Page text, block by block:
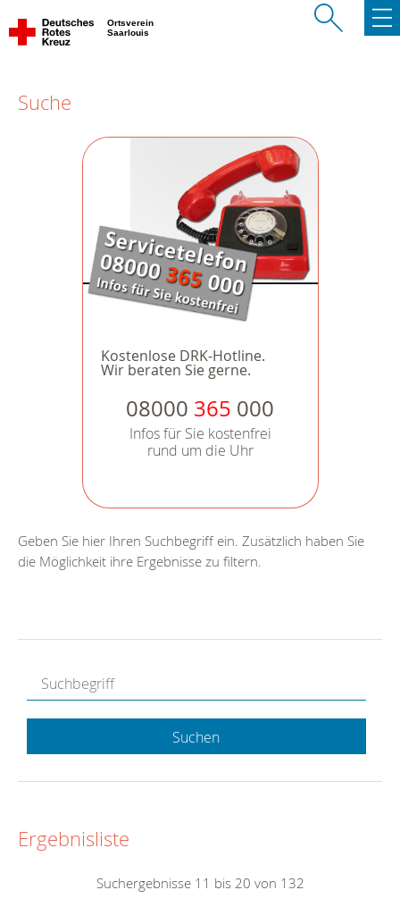
Ortsverein
Saarlouis
Suche
Kostenlose DRK-Hotline.
Wir beraten Sie gerne.
08000 365 000
Infos für Sie kostenfrei
rund um die Uhr
Geben Sie hier Ihren Suchbegriff ein. Zusätzlich haben Sie
die Möglichkeit ihre Ergebnisse zu filtern.
Suchen
Ergebnisliste
Suchergebnisse 11 bis 20 von 132